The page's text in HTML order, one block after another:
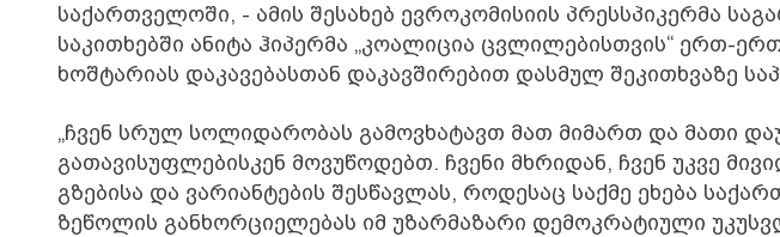
საქართველოში, - ამის შესახებ ევროკომისიის პრესსპიკერმა
საკითხებში ანიტა ჰიპერმა „კოალიცია ცვლილებისთვის“ ერთ-
ხოშტარიას დაკავებასთან დაკავშირებით დასმულ შეკითხვაზე
„ჩვენ სრულ სოლიდარობას გამოვხატავთ მათ მიმართ და მათი
გათავისუფლებისკენ მოვუწოდებთ. ჩვენი მხრიდან, ჩვენ უკვე
გზებისა და ვარიანტების შესწავლას, როდესაც საქმე ეხება
ზეწოლის განხორციელებას იმ უზარმაზარი დემოკრატიული